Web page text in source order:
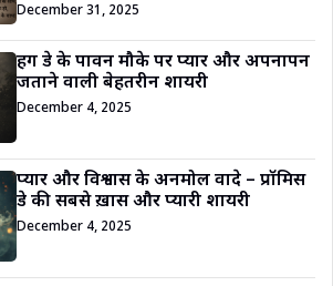
December 31, 2025
हग डे के पावन मौके पर प्यार और अपनापन
जताने वाली बेहतरीन शायरी
December 4, 2025
प्यार और विश्वास के अनमोल वादे – प्रॉमिस
डे की सबसे ख़ास और प्यारी शायरी
December 4, 2025